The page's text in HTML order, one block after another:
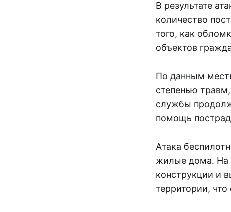
В результате
количество
того, как
объектов
По данным
степенью
службы
помощь
Атака
жилые дома. На
конструкции и
территории,